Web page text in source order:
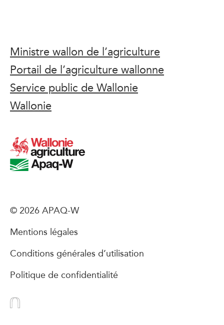
Ministre wallon de l’agriculture
Portail de l’agriculture wallonne
Service public de Wallonie
Wallonie
© 2026 APAQ-W
Mentions légales
Conditions générales d’utilisation
Politique de confidentialité